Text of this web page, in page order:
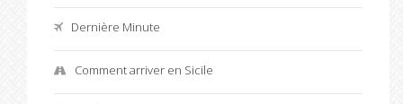
Dernière Minute
Comment arriver en Sicile